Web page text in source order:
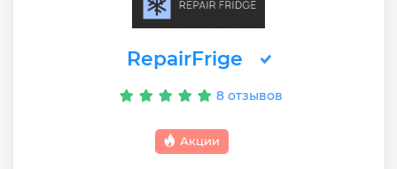
RepairFrige
8 отзывов
Акции